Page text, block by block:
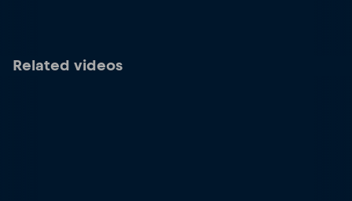
Related videos